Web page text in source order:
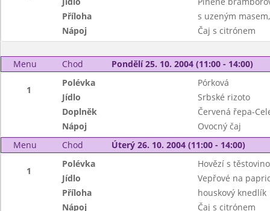
Příloha
s uzeným
Nápoj
Čaj s citrónem
Menu Chod Pondělí 25. 10. 2004 (11:00 - 14:00)
1
Polévka
Pórková
Jídlo
Srbské rizoto
Doplněk
Červená řepa-
Nápoj
Ovocný čaj
Menu
Chod Úterý 26. 10. 2004 (11:00 - 14:00)
1
Polévka
Hovězí s
Jídlo
Vepřové na
Příloha
houskový knedlík
Nápoj
Čaj s citrónem